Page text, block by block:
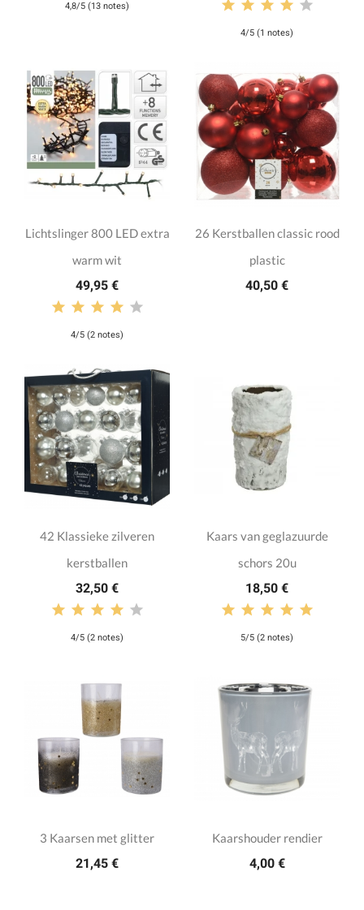
4,8/5 (13 notes)
4/5 (1 notes)
Lichtslinger 800 LED extra
warm wit
49,95 €
4/5 (2 notes)
26 Kerstballen classic rood
plastic
40,50 €
42 Klassieke zilveren
kerstballen
32,50 €
4/5 (2 notes)
Kaars van geglazuurde
schors 20u
18,50 €
5/5 (2 notes)
3 Kaarsen met glitter
21,45 €
Kaarshouder rendier
4,00 €